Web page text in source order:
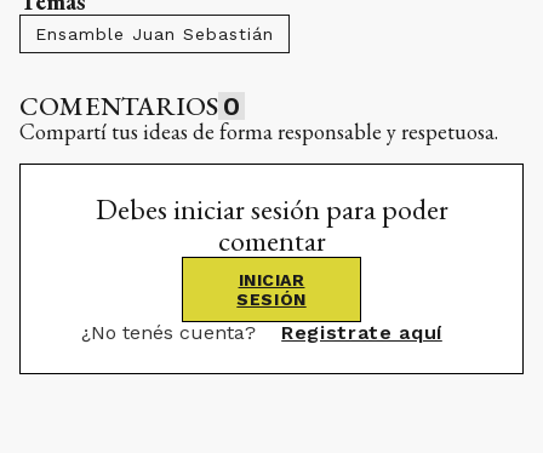
Ensamble Juan Sebastián
COMENTARIOS 0
Compartí tus ideas de forma responsable y respetuosa.
Debes iniciar sesión para poder
comentar
INICIAR
SESIÓN
¿No tenés cuenta? Registrate aquí